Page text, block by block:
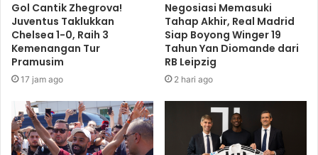
Gol Cantik Zhegrova!
Juventus Taklukkan
Chelsea 1-0, Raih 3
Kemenangan Tur
Pramusim
17 jam ago
Negosiasi Memasuki
Tahap Akhir, Real Madrid
Siap Boyong Winger 19
Tahun Yan Diomande dari
RB Leipzig
2 hari ago